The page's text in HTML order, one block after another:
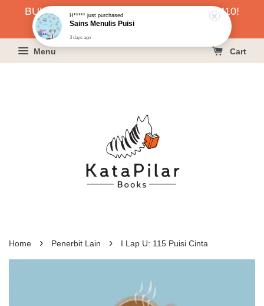
BUKU HARGA RAHMAH SERENDAH RM10!
KLIK SINI UNTUK PESAN!
Menu Cart
Home › Penerbit Lain › I Lap U: 115 Puisi Cinta
H*****just purchased
Sains Menulis Puisi
3 days ago